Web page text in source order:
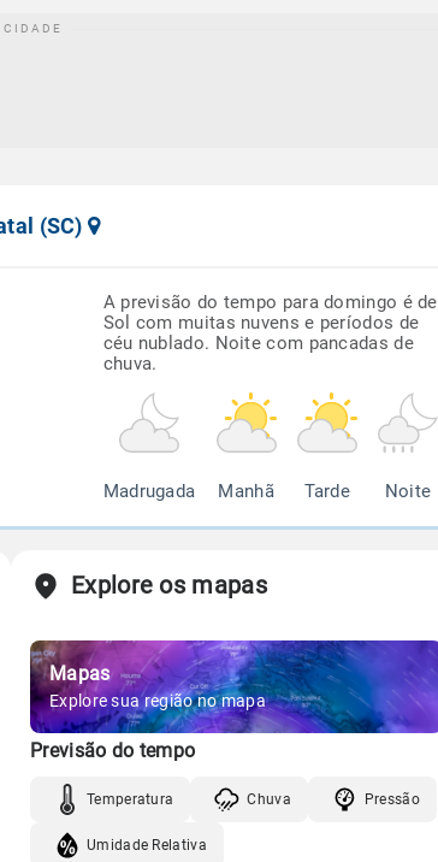
(SC)
A previsão do tempo para domingo é de
Sol com muitas nuvens e períodos de
céu nublado. Noite com pancadas de
chuva.
Madrugada Manhã Tarde Noite
Explore os mapas
Mapas
Explore sua região no mapa
Previsão do tempo
Temperatura Chuva Pressão
Umidade Relativa